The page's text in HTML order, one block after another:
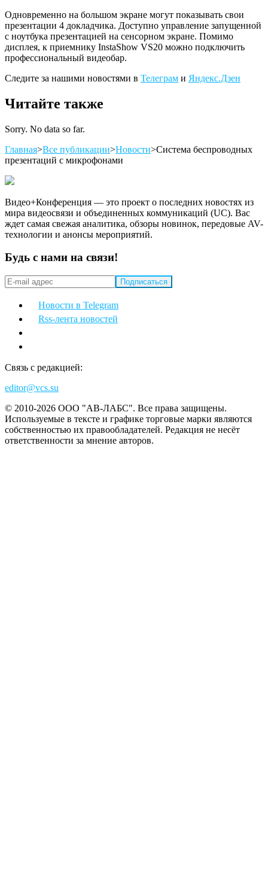
Одновременно на большом экране могут показывать свои
презентации 4 докладчика. Доступно управление запущенной
с ноутбука презентацией на сенсорном экране. Помимо
дисплея, к приемнику InstaShow VS20 можно подключить
профессиональный видеобар.
Следите за нашими новостями в Телеграм и Яндекс.Дзен
Читайте также
Sorry. No data so far.
Главная>Все публикации>Новости>Система беспроводных
презентаций с микрофонами
Видео+Конференция — это проект о последних новостях из
мира видеосвязи и объединенных коммуникаций (UC). Вас
ждет самая свежая аналитика, обзоры новинок, передовые AV-
технологии и анонсы мероприятий.
Будь с нами на связи!
Новости в Telegram
Rss-лента новостей
Связь с редакцией:
editor@vcs.su
© 2010-2026 ООО "АВ-ЛАБС". Все права защищены.
Используемые в тексте и графике торговые марки являются
собственностью их правообладателей. Редакция не несёт
ответственности за мнение авторов.